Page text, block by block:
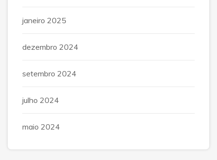
janeiro 2025
dezembro 2024
setembro 2024
julho 2024
maio 2024